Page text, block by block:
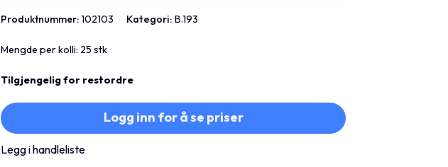
Produktnummer:102103 Kategori:B.193
Mengde per kolli: 25 stk
Tilgjengelig for restordre
Logg inn for å se priser
Legg i handleliste